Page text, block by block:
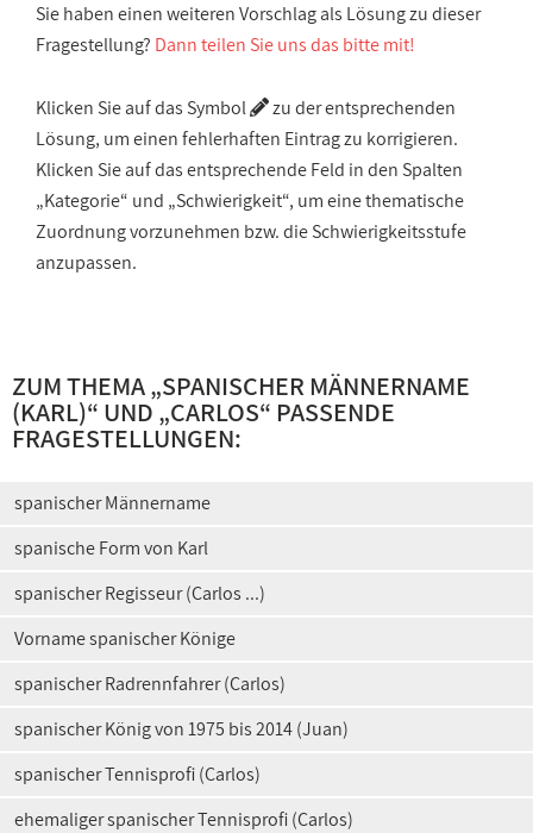
Sie haben einen weiteren Vorschlag als Lösung zu dieser
Fragestellung? Dann teilen Sie uns das bitte mit!
Klicken Sie auf das Symbol
zu der entsprechenden
Lösung, um einen fehlerhaften Eintrag zu korrigieren.
Klicken Sie auf das entsprechende Feld in den Spalten
„Kategorie“ und „Schwierigkeit“, um eine thematische
Zuordnung vorzunehmen bzw. die Schwierigkeitsstufe
anzupassen.
ZUM THEMA „SPANISCHER MÄNNERNAME
(KARL)“ UND „CARLOS“ PASSENDE
FRAGESTELLUNGEN:
spanischer Männername
spanische Form von Karl
spanischer Regisseur (Carlos ...)
Vorname spanischer Könige
spanischer Radrennfahrer (Carlos)
spanischer König von 1975 bis 2014 (Juan)
spanischer Tennisprofi (Carlos)
ehemaliger spanischer Tennisprofi (Carlos)